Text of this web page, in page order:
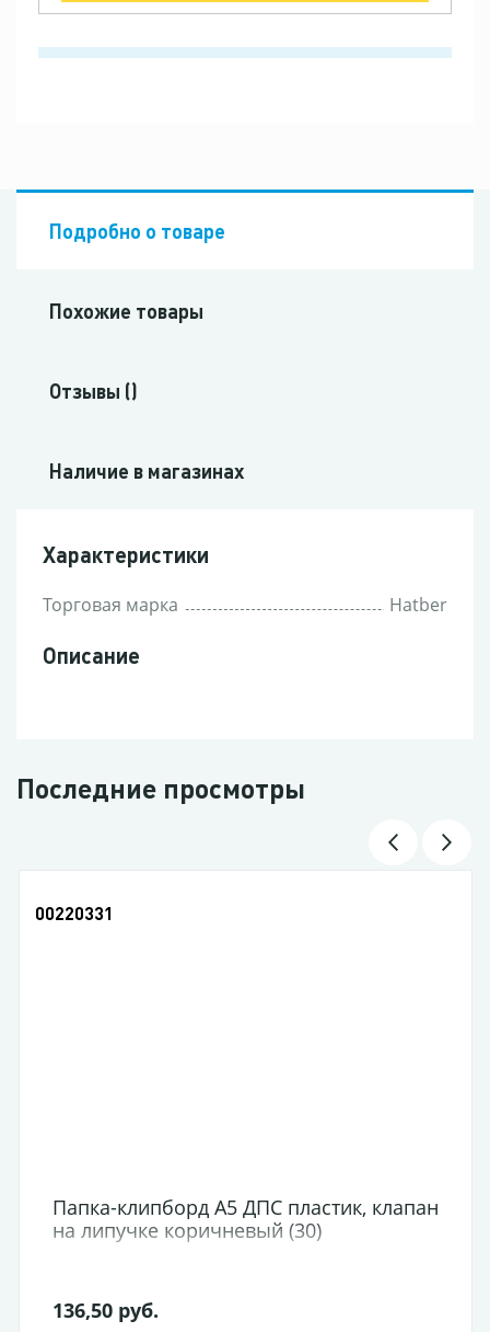
Подробно о товаре
Похожие товары
Отзывы ()
Наличие в магазинах
Характеристики
Торговая марка Hatber
Описание
Последние просмотры
00220331
Папка-клипборд А5 ДПС пластик, клапан
на липучке коричневый (30)
136,50 руб.